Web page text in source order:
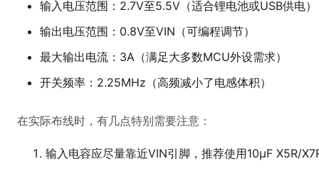
输入电压范围：2.7V至5.5V（适合锂电池或USB供电）
输出电压范围：0.8V至VIN（可编程调节）
最大输出电流：3A（满足大多数MCU外设需求）
开关频率：2.25MHz（高频减小了电感体积）
在实际布线时，有几点特别需要注意：
输入电容应尽量靠近VIN引脚，推荐使用10μF X5R/